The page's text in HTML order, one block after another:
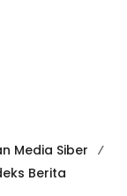
Media Siber
Berita